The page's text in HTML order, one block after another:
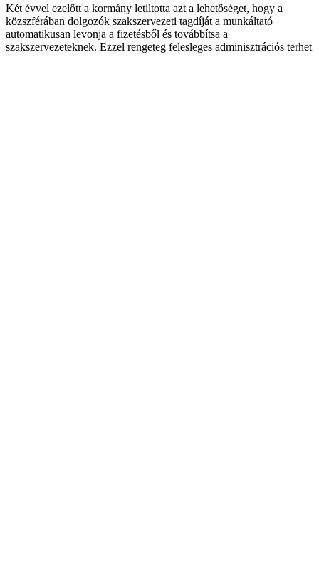
Két évvel ezelőtt a kormány letiltotta azt a lehetőséget, hogy a
közszférában dolgozók szakszervezeti tagdíját a munkáltató
automatikusan levonja a fizetésből és továbbítsa a
szakszervezeteknek. Ezzel rengeteg felesleges adminisztrációs terhet